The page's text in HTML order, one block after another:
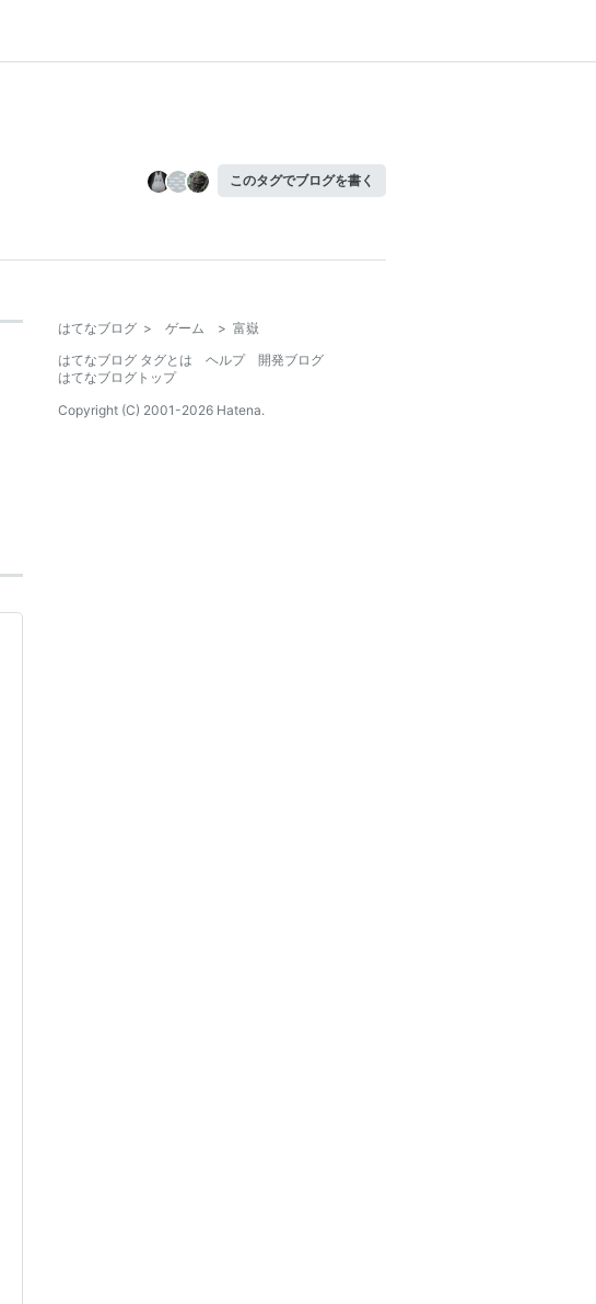
このタグでブログを書く
はてなブログ > ゲーム > 富嶽
はてなブログ タグとは
ヘルプ
開発ブログ
はてなブログトップ
Copyright (C) 2001-2026 Hatena.